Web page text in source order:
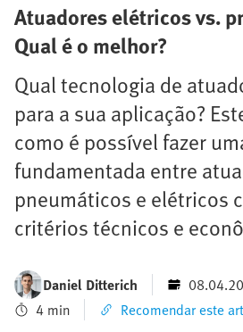
Atuadores elétricos vs.
Qual é o melhor?
Qual tecnologia de
para a sua aplicação?
como é possível fazer
fundamentada entre
pneumáticos e elétricos
critérios técnicos e
Daniel Ditterich
4 min
Recomendar este